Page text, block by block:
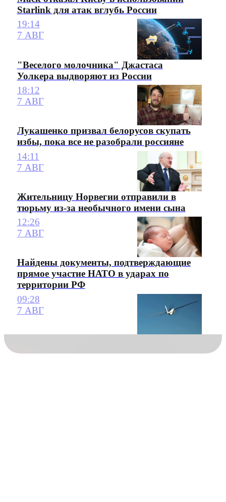
Starlink для атак вглубь России
19:14
7 АВГ
"Веселого молочника" Джастаса
Уолкера выдворяют из России
18:12
7 АВГ
Лукашенко призвал белорусов скупать
избы, пока все не разобрали россияне
14:11
7 АВГ
Жительницу Норвегии отправили в
тюрьму из-за необычного имени сына
12:26
7 АВГ
Найдены документы, подтверждающие
прямое участие НАТО в ударах по
территории РФ
09:28
7 АВГ